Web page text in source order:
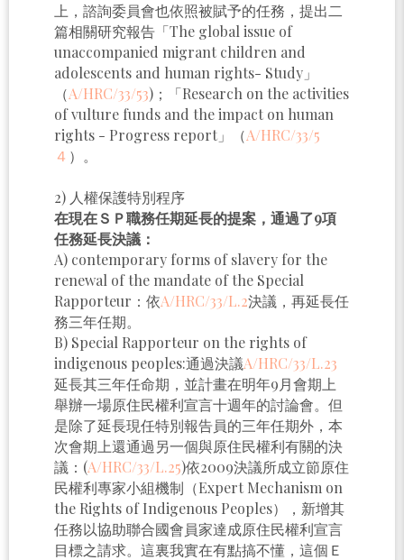
上，諮詢委員會也依照被賦予的任務，提出二
篇相關研究報告「The global issue of
unaccompanied migrant children and
adolescents and human rights- Study」
（A/HRC/33/53)；「Research on the activities
of vulture funds and the impact on human
rights - Progress report」（A/HRC/33/5
４ ）。
2) 人權保護特別程序
在現在ＳＰ職務任期延長的提案，通過了9項
任務延長決議：
A) contemporary forms of slavery for the
renewal of the mandate of the Special
Rapporteur：依A/HRC/33/L.2決議，再延長任
務三年任期。
B) Special Rapporteur on the rights of
indigenous peoples:通過決議A/HRC/33/L.23
延長其三年任命期，並計畫在明年9月會期上
舉辦一場原住民權利宣言十週年的討論會。但
是除了延長現任特別報告員的三年任期外，本
次會期上還通過另一個與原住民權利有關的決
議：(A/HRC/33/L.25)依2009決議所成立節原住
民權利專家小組機制（Expert Mechanism on
the Rights of Indigenous Peoples），新增其
任務以協助聯合國會員家達成原住民權利宣言
目標之請求。這裏我實在有點搞不懂，這個Ｅ